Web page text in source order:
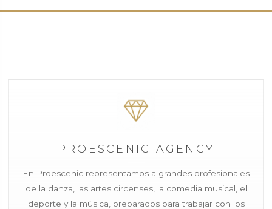
PROESCENIC AGENCY
En Proescenic representamos a grandes profesionales
de la danza, las artes circenses, la comedia musical, el
deporte y la música, preparados para trabajar con los